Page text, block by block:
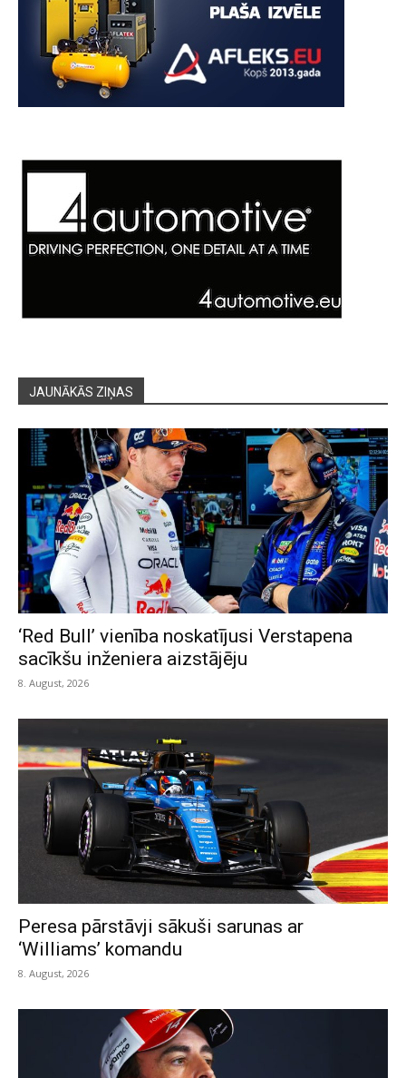
JAUNĀKĀS ZIŅAS
‘Red Bull’ vienība noskatījusi Verstapena
sacīkšu inženiera aizstājēju
8. August, 2026
Peresa pārstāvji sākuši sarunas ar
‘Williams’ komandu
8. August, 2026